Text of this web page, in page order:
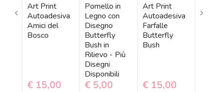
Art Print
Autoadesiva
Amici del
Bosco
€ 15,00
Pomello in
Legno con
Disegno
Butterfly
Bush in
Rilievo - Più
Disegni
Disponibili
€ 5,00
Art Print
Autoadesiva
Farfalle
Butterfly
Bush
€ 15,00